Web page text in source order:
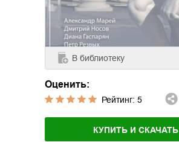
В библиотеку
Оценить:
Рейтинг: 5
КУПИТЬ И СКАЧАТЬ